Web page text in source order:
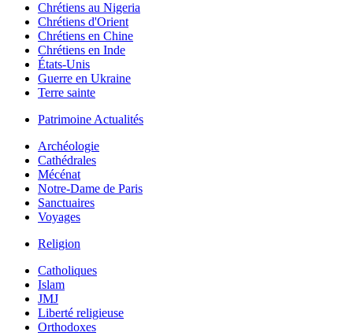
Chrétiens au Nigeria
Chrétiens d'Orient
Chrétiens en Chine
Chrétiens en Inde
États-Unis
Guerre en Ukraine
Terre sainte
Patrimoine Actualités
Archéologie
Cathédrales
Mécénat
Notre-Dame de Paris
Sanctuaires
Voyages
Religion
Catholiques
Islam
JMJ
Liberté religieuse
Orthodoxes